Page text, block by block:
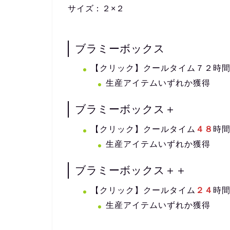
サイズ：２×２
ブラミーボックス
【クリック】クールタイム７２時間
生産アイテムいずれか獲得
ブラミーボックス＋
【クリック】クールタイム ４８ 時間
生産アイテムいずれか獲得
ブラミーボックス＋＋
【クリック】クールタイム ２４ 時間
生産アイテムいずれか獲得